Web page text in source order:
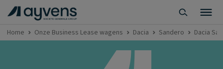
Home Onze Business Lease wagens Dacia Sandero Dacia